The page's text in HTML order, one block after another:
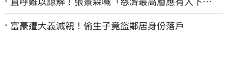
台」：受害者是捐款的大眾
富豪遭大義滅親！偷生子竟盜鄰居身份落戶